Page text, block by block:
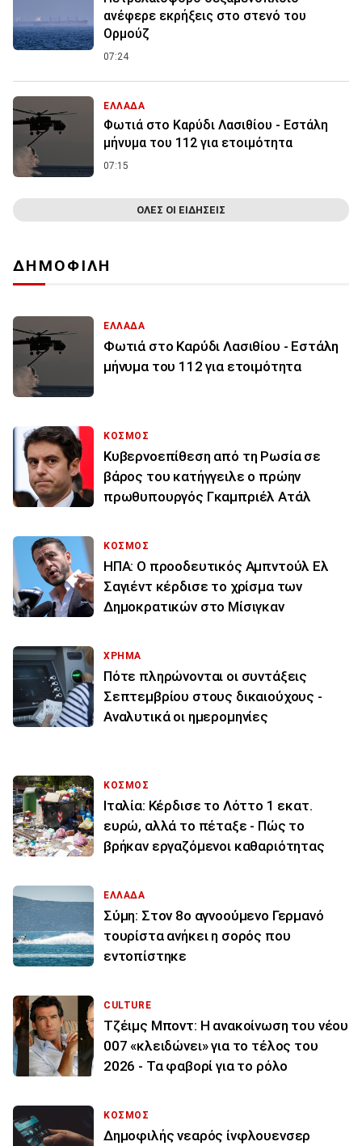
ανέφερε εκρήξεις στο στενό του
Ορμούζ
07:24
ΕΛΛΑΔΑ
Φωτιά στο Καρύδι Λασιθίου - Εστάλη
μήνυμα του 112 για ετοιμότητα
07:15
ΟΛΕΣ ΟΙ ΕΙΔΗΣΕΙΣ
ΔΗΜΟΦΙΛΗ
ΕΛΛΑΔΑ
Φωτιά στο Καρύδι Λασιθίου - Εστάλη
μήνυμα του 112 για ετοιμότητα
ΚΟΣΜΟΣ
Κυβερνοεπίθεση από τη Ρωσία σε
βάρος του κατήγγειλε ο πρώην
πρωθυπουργός Γκαμπριέλ Ατάλ
ΚΟΣΜΟΣ
ΗΠΑ: Ο προοδευτικός Αμπντούλ Ελ
Σαγιέντ κέρδισε το χρίσμα των
Δημοκρατικών στο Μίσιγκαν
ΧΡΗΜΑ
Πότε πληρώνονται οι συντάξεις
Σεπτεμβρίου στους δικαιούχους -
Αναλυτικά οι ημερομηνίες
ΚΟΣΜΟΣ
Ιταλία: Κέρδισε το Λόττο 1 εκατ.
ευρώ, αλλά το πέταξε - Πώς το
βρήκαν εργαζόμενοι καθαριότητας
ΕΛΛΑΔΑ
Σύμη: Στον 8ο αγνοούμενο Γερμανό
τουρίστα ανήκει η σορός που
εντοπίστηκε
CULTURE
Τζέιμς Μποντ: Η ανακοίνωση του νέου
007 «κλειδώνει» για το τέλος του
2026 - Τα φαβορί για το ρόλο
ΚΟΣΜΟΣ
Δημοφιλής νεαρός ίνφλουενσερ